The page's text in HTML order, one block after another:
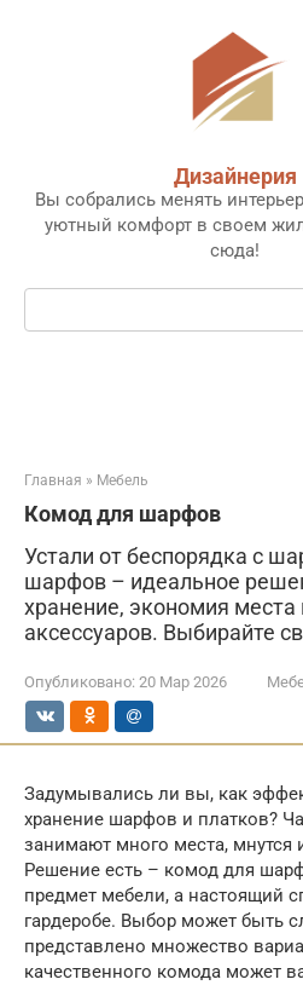
Дизайнерия
Вы собрались менять
уютный комфорт в своем
сюда!
Поиск:
Главная » Мебель
Комод для шарфов
Устали от беспорядка с
шарфов – идеальное
хранение, экономия
аксессуаров. Выбирайте
Опубликовано: 20 Мар 2026
Задумывались ли вы, как
хранение шарфов и платков?
занимают много места, мнутся
Решение есть – комод для
предмет мебели, а настоящий
гардеробе. Выбор может быть
представлено множество
качественного комода может